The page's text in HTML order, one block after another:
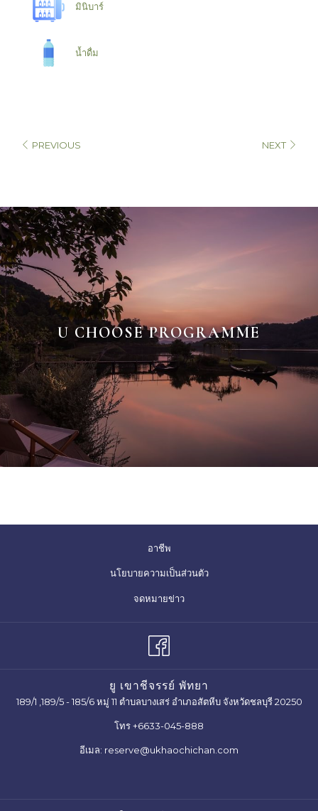
มินิบาร์
น้ำดื่ม
PREVIOUS NEXT
U CHOOSE PROGRAMME
อาชีพ
นโยบายความเป็นส่วนตัว
จดหมายข่าว
ยู เขาชีจรรย์ พัทยา
189/1 ,189/5 - 185/6 หมู่ 11 ตำบลบางเสร่ อำเภอสัตหีบ จังหวัดชลบุรี 20250
โทร+6633-045-888
อีเมล: reserve@ukhaochichan.com